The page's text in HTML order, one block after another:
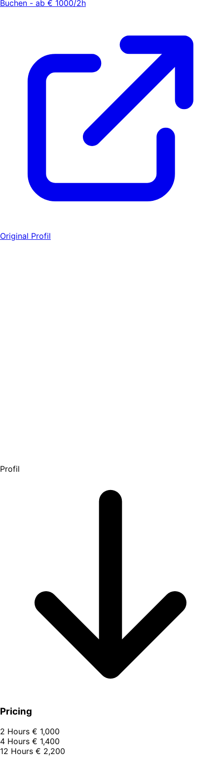
Buchen - ab € 1000/2h
Original Profil
Profil
Pricing
2 Hours € 1,000
4 Hours € 1,400
12 Hours € 2,200